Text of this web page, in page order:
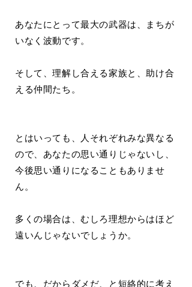
あなたにとって最大の武器は、まちが
いなく波動です。
そして、理解し合える家族と、助け合
える仲間たち。
とはいっても、人それぞれみな異なる
ので、あなたの思い通りじゃないし、
今後思い通りになることもありませ
ん。
多くの場合は、むしろ理想からはほど
遠いんじゃないでしょうか。
でも、だからダメだ、と短絡的に考え